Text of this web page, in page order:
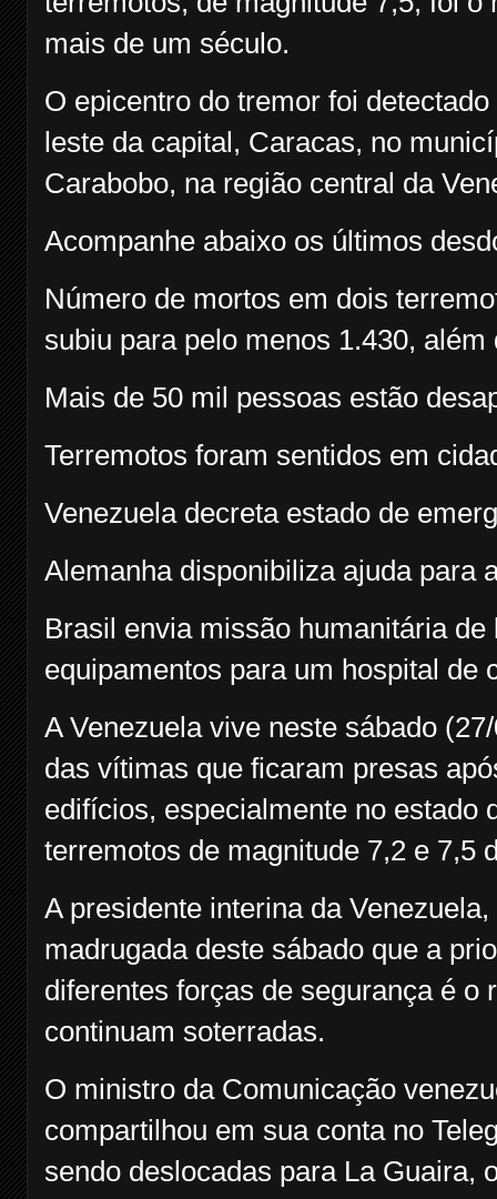
mais de um século.
O epicentro do tremor foi
leste da capital, Caracas, no
Carabobo, na região central da
Acompanhe abaixo os últimos
Número de mortos em dois
subiu para pelo menos 1.430, além
Mais de 50 mil pessoas estão
Terremotos foram sentidos em
Venezuela decreta estado de
Alemanha disponibiliza ajuda para
Brasil envia missão humanitária
equipamentos para um hospital de
A Venezuela vive neste sábado
das vítimas que ficaram presas
edifícios, especialmente no estado
terremotos de magnitude 7,2 e 7,5
A presidente interina da
madrugada deste sábado que a
diferentes forças de segurança é o
continuam soterradas.
O ministro da Comunicação
compartilhou em sua conta no
sendo deslocadas para La Guaira,